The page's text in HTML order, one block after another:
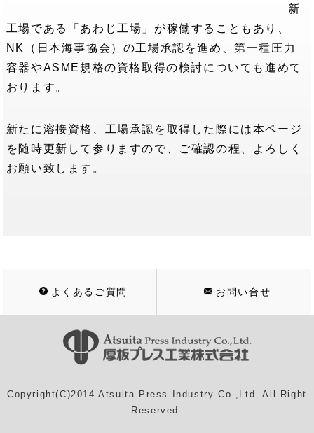
新
工場である「あわじ工場」が稼働することもあり、
NK（日本海事協会）の工場承認を進め、第一種圧力
容器やASME規格の資格取得の検討についても進めて
おります。
新たに溶接資格、工場承認を取得した際には本ページ
を随時更新して参りますので、ご確認の程、よろしく
お願い致します。
よくあるご質問 お問い合せ
Copyright(C)2014 Atsuita Press Industry Co.,Ltd. All Right
Reserved.